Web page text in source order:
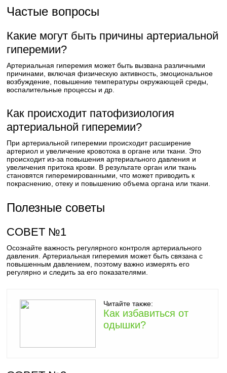
Частые вопросы
Какие могут быть причины артериальной
гиперемии?
Артериальная гиперемия может быть вызвана различными
причинами, включая физическую активность, эмоциональное
возбуждение, повышение температуры окружающей среды,
воспалительные процессы и др.
Как происходит патофизиология
артериальной гиперемии?
При артериальной гиперемии происходит расширение
артериол и увеличение кровотока в органе или ткани. Это
происходит из-за повышения артериального давления и
увеличения притока крови. В результате орган или ткань
становятся гиперемированными, что может приводить к
покраснению, отеку и повышению объема органа или ткани.
Полезные советы
СОВЕТ №1
Осознайте важность регулярного контроля артериального
давления. Артериальная гиперемия может быть связана с
повышенным давлением, поэтому важно измерять его
регулярно и следить за его показателями.
Читайте также:
Как избавиться от
одышки?